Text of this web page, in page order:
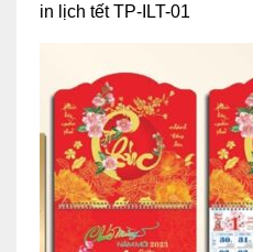
in lịch tết TP-ILT-01